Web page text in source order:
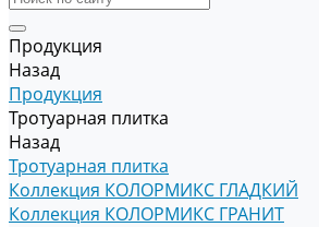
Продукция
Назад
Продукция
Тротуарная плитка
Назад
Тротуарная плитка
Коллекция КОЛОРМИКС ГЛАДКИЙ
Коллекция КОЛОРМИКС ГРАНИТ